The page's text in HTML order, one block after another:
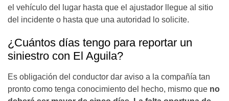
el vehículo del lugar hasta que el ajustador llegue al sitio
del incidente o hasta que una autoridad lo solicite.
¿Cuántos días tengo para reportar un
siniestro con El Aguila?
Es obligación del conductor dar aviso a la compañía tan
pronto como tenga conocimiento del hecho, mismo que no